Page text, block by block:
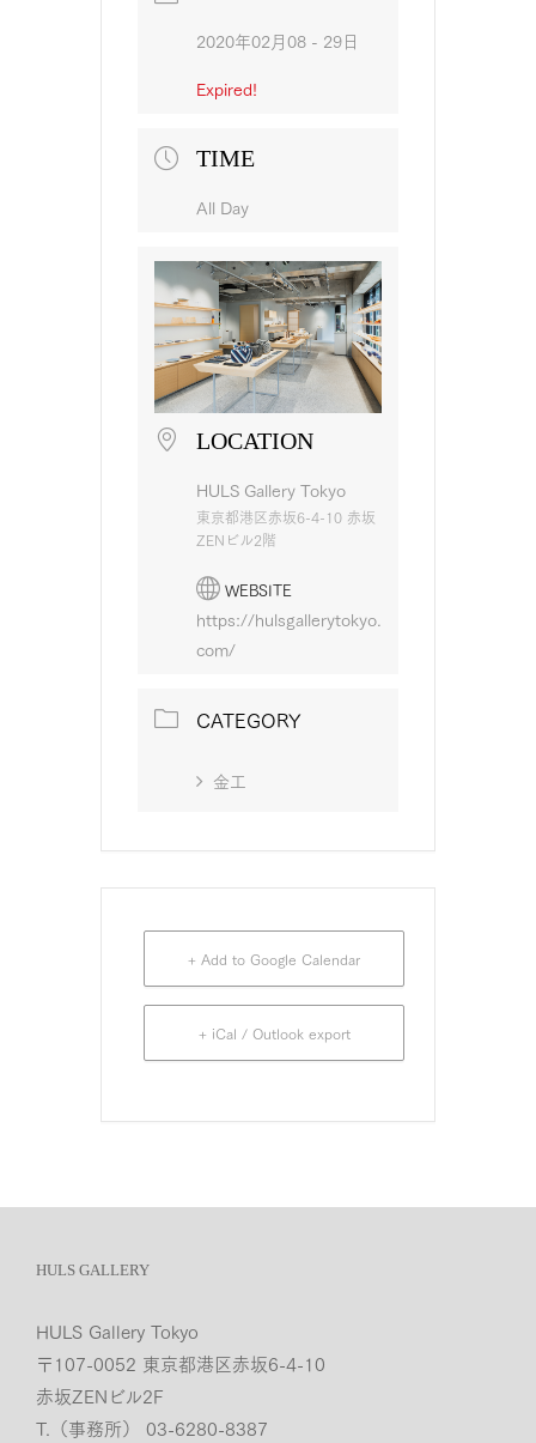
2020年02月08 - 29日
Expired!
TIME
All Day
LOCATION
HULS Gallery Tokyo
東京都港区赤坂6-4-10 赤坂
ZENビル2階
WEBSITE
https://hulsgallerytokyo.
com/
CATEGORY
金工
+ Add to Google Calendar
+ iCal / Outlook export
HULS GALLERY
HULS Gallery Tokyo
〒107-0052 東京都港区赤坂6-4-10
赤坂ZENビル2F
T.（事務所） 03-6280-8387